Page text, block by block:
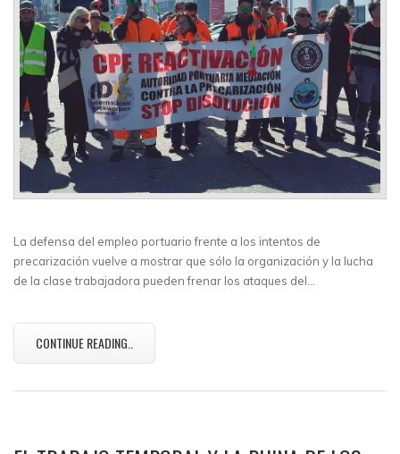
La defensa del empleo portuario frente a los intentos de
precarización vuelve a mostrar que sólo la organización y la lucha
de la clase trabajadora pueden frenar los ataques del…
CONTINUE READING..